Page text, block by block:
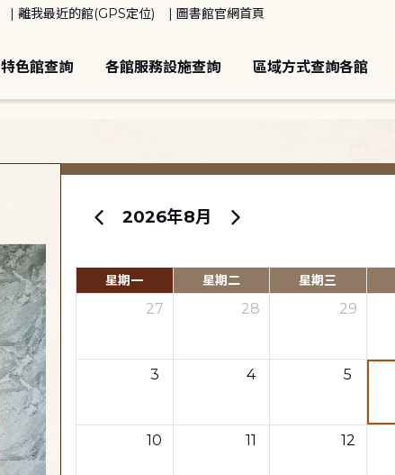
離我最近的館(GPS定位) 圖書館官網首頁
特色館查詢 各館服務設施查詢 區域方式查詢各館
2026年8月
星期一 星期二 星期三
27 28 29
3 4 5
10 11 12